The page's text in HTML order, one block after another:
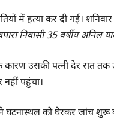
में हत्या कर दी गई।
निवासी 35 वर्षीय अनिल
उसकी पत्नी देर रात तक
पहुंचा।
घटनास्थल को घेरकर जांच